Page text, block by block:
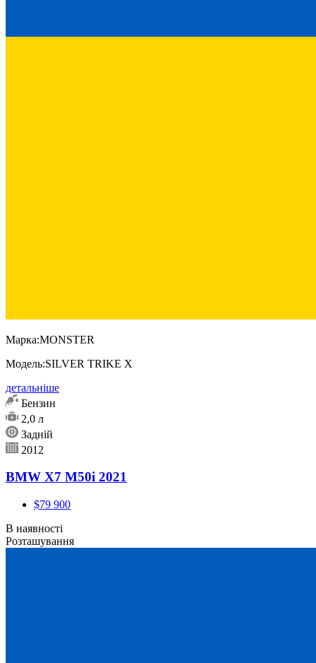
Марка:MONSTER
Модель:SILVER TRIKE X
детальніше
Бензин
2,0 л
Задній
2012
BMW X7 M50i 2021
$79 900
В наявності
Розташування